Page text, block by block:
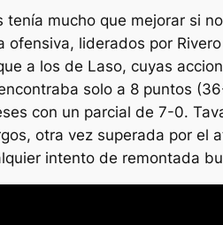
tenía mucho que mejorar si
ofensiva, liderados por
a los de Laso, cuyas
solo a 8 puntos
con un parcial de 7-0.
otra vez superada por el
intento de remontada